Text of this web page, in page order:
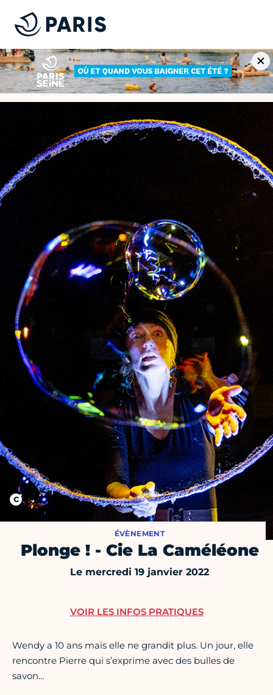
ÉVÈNEMENT
Plonge ! - Cie La Caméléone
Le mercredi 19 janvier 2022
Wendy a 10 ans mais elle ne grandit plus. Un jour, elle
rencontre Pierre qui s’exprime avec des bulles de
savon…
VOIR LES INFOS PRATIQUES